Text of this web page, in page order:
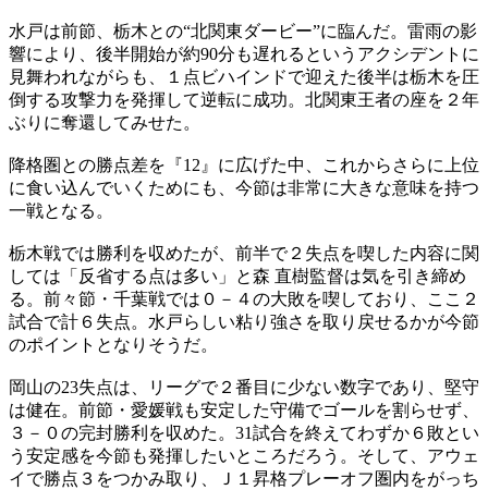
水戸は前節、栃木との“北関東ダービー”に臨んだ。雷雨の影
響により、後半開始が約90分も遅れるというアクシデントに
見舞われながらも、１点ビハインドで迎えた後半は栃木を圧
倒する攻撃力を発揮して逆転に成功。北関東王者の座を２年
ぶりに奪還してみせた。
降格圏との勝点差を『12』に広げた中、これからさらに上位
に食い込んでいくためにも、今節は非常に大きな意味を持つ
一戦となる。
栃木戦では勝利を収めたが、前半で２失点を喫した内容に関
しては「反省する点は多い」と森 直樹監督は気を引き締め
る。前々節・千葉戦では０－４の大敗を喫しており、ここ２
試合で計６失点。水戸らしい粘り強さを取り戻せるかが今節
のポイントとなりそうだ。
岡山の23失点は、リーグで２番目に少ない数字であり、堅守
は健在。前節・愛媛戦も安定した守備でゴールを割らせず、
３－０の完封勝利を収めた。31試合を終えてわずか６敗とい
う安定感を今節も発揮したいところだろう。そして、アウェ
イで勝点３をつかみ取り、Ｊ１昇格プレーオフ圏内をがっち